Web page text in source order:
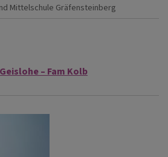
Mittelschule Gräfensteinberg
– Fam Kolb